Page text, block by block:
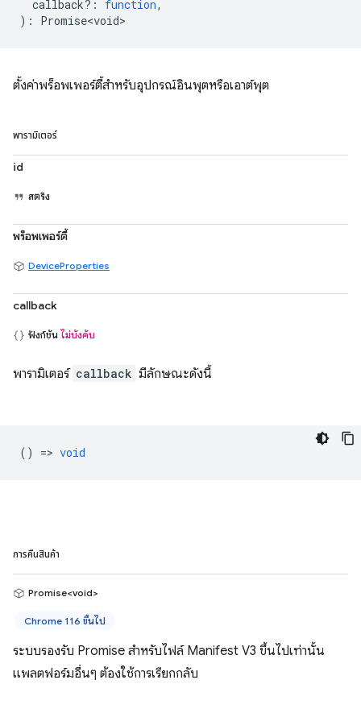
callback? : function,
) : Promise<void>
ตั้งค่าพร็อพเพอร์ตี้สำหรับอุปกรณ์อินพุตหรือเอาต์พุต
พารามิเตอร์
id
สตริง
พร็อพเพอร์ตี้
DeviceProperties
callback
ฟังก์ชัน ไม่บังคับ
พารามิเตอร์ callback มีลักษณะดังนี้
() => void
การคืนสินค้า
Promise<void>
Chrome 116 ขึ้นไป
ระบบรองรับ Promise สำหรับไฟล์ Manifest V3 ขึ้นไปเท่านั้น
แพลตฟอร์มอื่นๆ ต้องใช้การเรียกกลับ